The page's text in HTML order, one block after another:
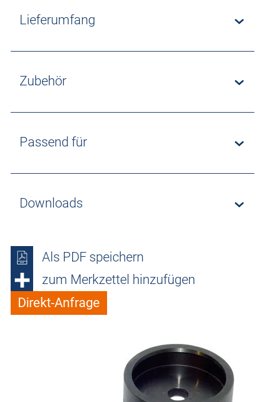
Lieferumfang
Zubehör
Passend für
Downloads
Als PDF speichern
zum Merkzettel hinzufügen
Direkt-Anfrage